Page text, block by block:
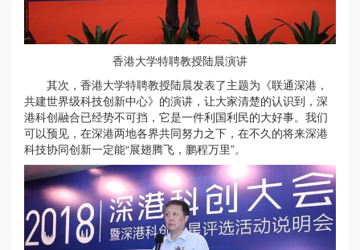
香港大学特聘教授陆晨演讲
其次，香港大学特聘教授陆晨发表了主题为《联通深港，
共建世界级科技创新中心》的演讲，让大家清楚的认识到，深
港科创融合已经势不可挡，它是一件利国利民的大好事。我们
可以预见，在深港两地各界共同努力之下，在不久的将来深港
科技协同创新一定能“展翅腾飞，鹏程万里”。